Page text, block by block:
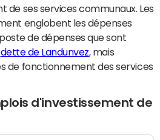
ses services communaux. Les
englobent les dépenses
de dépenses que sont
dette de Landunvez, mais
de fonctionnement des services
d'investissement de